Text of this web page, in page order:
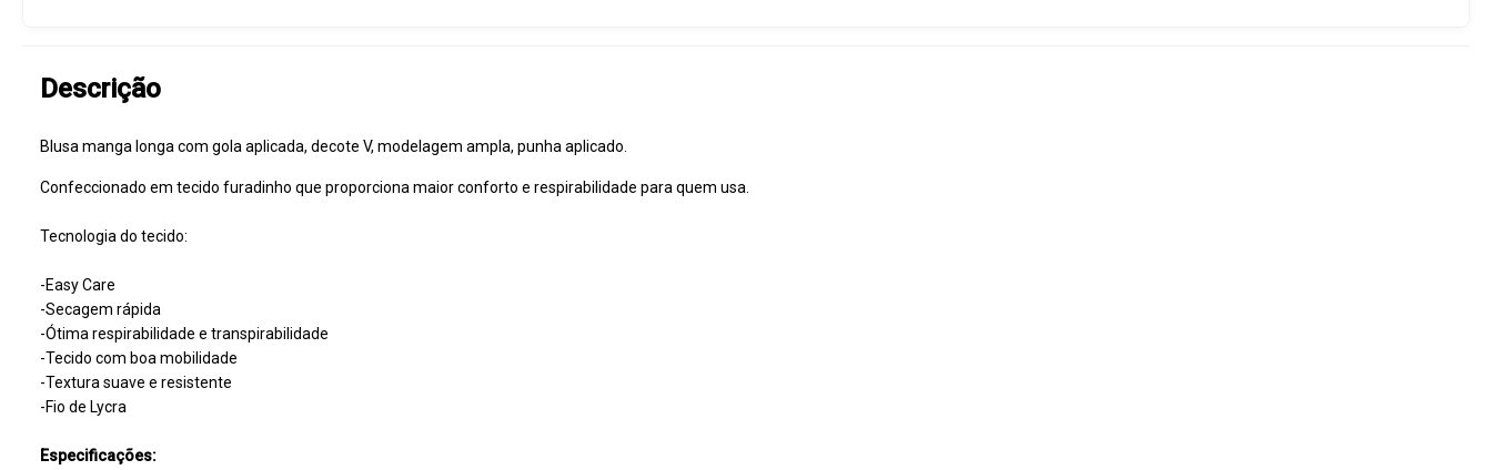
Descrição
Blusa manga longa com gola aplicada, decote V, modelagem ampla, punha aplicado.
Confeccionado em tecido furadinho que proporciona maior conforto e respirabilidade para quem usa.
Tecnologia do tecido:
-Easy Care
-Secagem rápida
-Ótima respirabilidade e transpirabilidade
-Tecido com boa mobilidade
-Textura suave e resistente
-Fio de Lycra
Especificações: